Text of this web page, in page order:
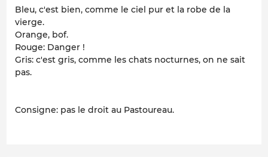
Bleu, c'est bien, comme le ciel pur et la robe de la
vierge.
Orange, bof.
Rouge: Danger !
Gris: c'est gris, comme les chats nocturnes, on ne sait
pas.
Consigne: pas le droit au Pastoureau.